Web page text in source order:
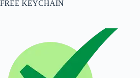
FREE KEYCHAIN